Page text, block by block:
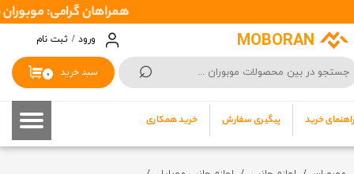
MOBORAN
⌕ ۰ سبد خرید
راهنمای خرید پیگیری سفارش خرید همکاری
ورود / ثبت نام
حساب کاربری من
تغییر گذر واژه
خروج از حساب کاربری
همراهان گرامی: موبوران سفارشات شما را در اسرع وقت ( 1 تا 2